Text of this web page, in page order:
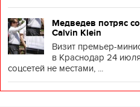
Медведев потряс
Calvin Klein
Визит премьер-
в Краснодар 24
соцсетей не местами, ...